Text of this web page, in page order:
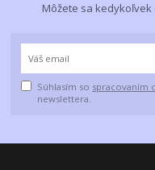
Môžete sa
Súhlasím so spracovaním
newslettera.